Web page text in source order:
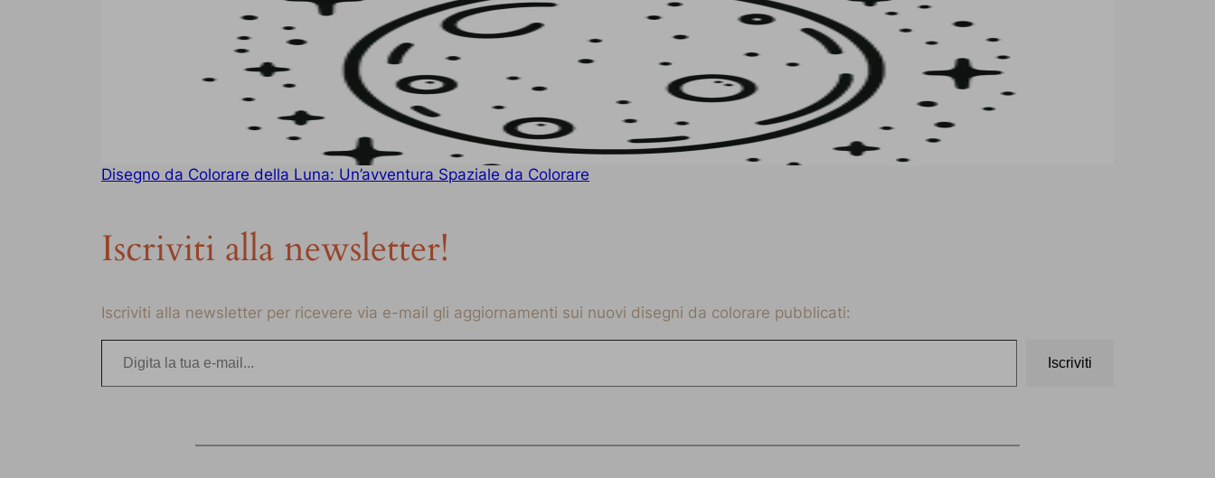
Disegno da Colorare della Luna: Un’avventura Spaziale da Colorare
Iscriviti alla newsletter!
Iscriviti alla newsletter per ricevere via e-mail gli aggiornamenti sui nuovi disegni da colorare pubblicati:
Digita la tua e-mail…
Iscriviti